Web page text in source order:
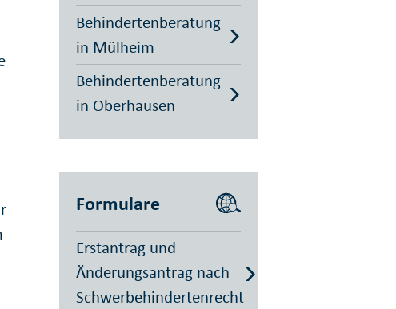
Behindertenberatung
in Mülheim
Behindertenberatung
in Oberhausen
Formulare
Erstantrag und
Änderungsantrag nach
Schwerbehindertenrecht